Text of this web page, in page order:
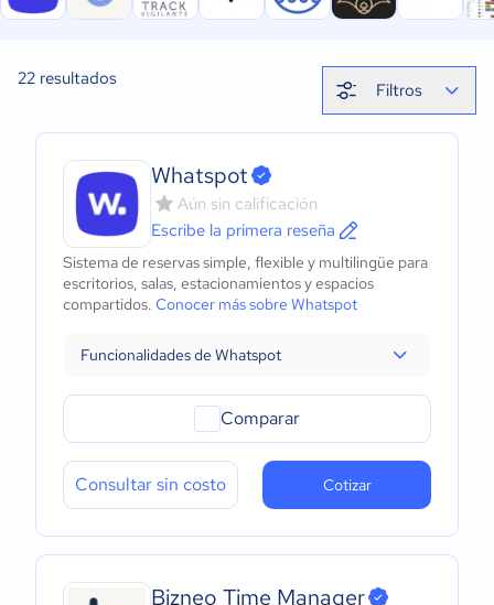
22 resultados
Filtros
Whatspot
Aún sin calificación
Escribe la primera reseña
Sistema de reservas simple, flexible y multilingüe para
escritorios, salas, estacionamientos y espacios
compartidos. Conocer más sobre Whatspot
Funcionalidades de Whatspot
Comparar
Consultar sin costo Cotizar
Bizneo Time Manager